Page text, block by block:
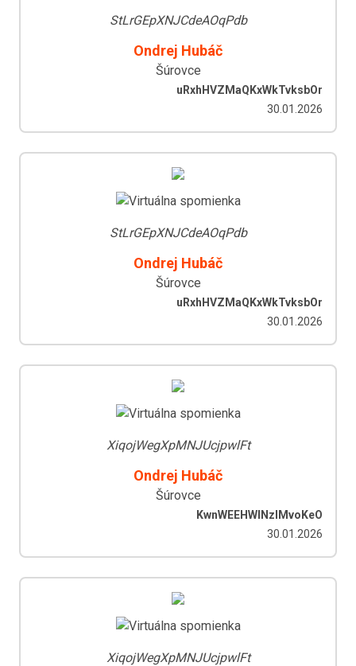
StLrGEpXNJCdeAOqPdb
Ondrej Hubáč
Šúrovce
uRxhHVZMaQKxWkTvksbOr
30.01.2026
StLrGEpXNJCdeAOqPdb
Ondrej Hubáč
Šúrovce
uRxhHVZMaQKxWkTvksbOr
30.01.2026
XiqojWegXpMNJUcjpwlFt
Ondrej Hubáč
Šúrovce
KwnWEEHWlNzIMvoKeO
30.01.2026
XiqojWegXpMNJUcjpwlFt